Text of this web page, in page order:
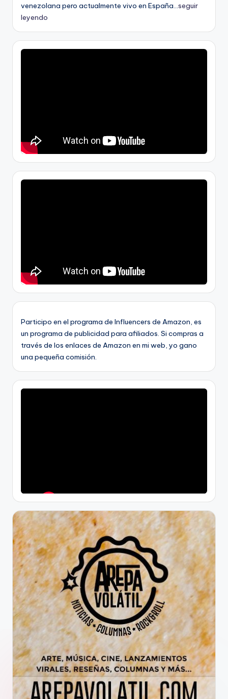
venezolana pero actualmente vivo en España...seguir
leyendo
Participo en el programa de Influencers de Amazon, es
un programa de publicidad para afiliados. Si compras a
través de los enlaces de Amazon en mi web, yo gano
una pequeña comisión.